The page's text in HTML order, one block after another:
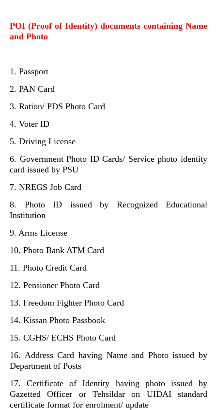
POI (Proof of Identity) documents containing Name
and Photo
1. Passport
2. PAN Card
3. Ration/ PDS Photo Card
4. Voter ID
5. Driving License
6. Government Photo ID Cards/ Service photo identity
card issued by PSU
7. NREGS Job Card
8. Photo ID issued by Recognized Educational
Institution
9. Arms License
10. Photo Bank ATM Card
11. Photo Credit Card
12. Pensioner Photo Card
13. Freedom Fighter Photo Card
14. Kissan Photo Passbook
15. CGHS/ ECHS Photo Card
16. Address Card having Name and Photo issued by
Department of Posts
17. Certificate of Identity having photo issued by
Gazetted Officer or Tehsildar on UIDAI standard
certificate format for enrolment/ update